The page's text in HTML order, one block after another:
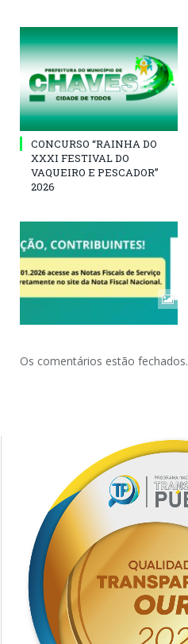
CONCURSO “RAINHA DO
XXXI FESTIVAL DO
VAQUEIRO E PESCADOR”
2026
Os comentários estão fechados.